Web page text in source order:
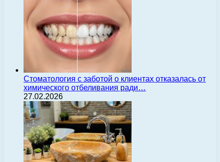
Стоматология с заботой о клиентах отказалась от
химического отбеливания ради…
27.02.2026